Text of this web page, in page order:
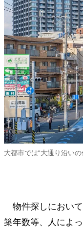
大都市では“大通り沿い
物件探しにおいて
築年数等、人によ